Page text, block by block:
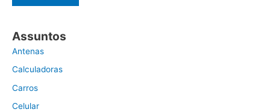
Assuntos
Antenas
Calculadoras
Carros
Celular